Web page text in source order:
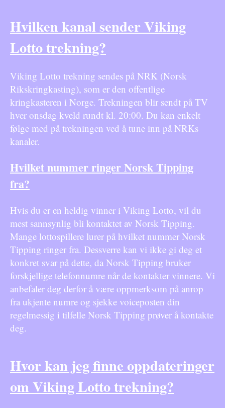
Hvilken kanal sender Viking
Lotto trekning?
Viking Lotto trekning sendes på NRK (Norsk
Rikskringkasting), som er den offentlige
kringkasteren i Norge. Trekningen blir sendt på TV
hver onsdag kveld rundt kl. 20:00. Du kan enkelt
følge med på trekningen ved å tune inn på NRKs
kanaler.
Hvilket nummer ringer Norsk Tipping
fra?
Hvis du er en heldig vinner i Viking Lotto, vil du
mest sannsynlig bli kontaktet av Norsk Tipping.
Mange lottospillere lurer på hvilket nummer Norsk
Tipping ringer fra. Dessverre kan vi ikke gi deg et
konkret svar på dette, da Norsk Tipping bruker
forskjellige telefonnumre når de kontakter vinnere. Vi
anbefaler deg derfor å være oppmerksom på anrop
fra ukjente numre og sjekke voiceposten din
regelmessig i tilfelle Norsk Tipping prøver å kontakte
deg.
Hvor kan jeg finne oppdateringer
om Viking Lotto trekning?